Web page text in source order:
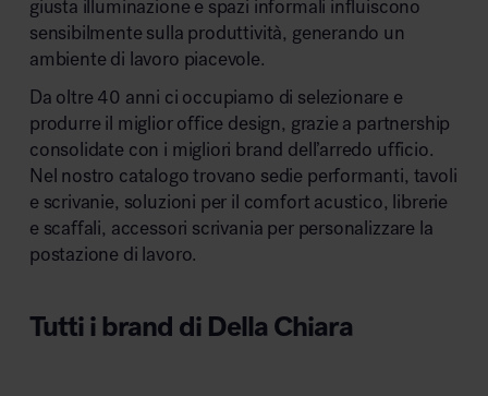
Pareti divisorie
Comfort acustico
Illuminazione
Area riunione e convegni
giusta illuminazione e spazi informali influiscono
sensibilmente sulla produttività, generando un
ambiente di lavoro piacevole.
Da oltre 40 anni ci occupiamo di selezionare e
produrre il miglior office design, grazie a partnership
consolidate con i migliori brand dell’arredo ufficio.
Nel nostro catalogo trovano sedie performanti, tavoli
e scrivanie, soluzioni per il comfort acustico, librerie
e scaffali, accessori scrivania per personalizzare la
postazione di lavoro.
Tutti i brand di Della Chiara